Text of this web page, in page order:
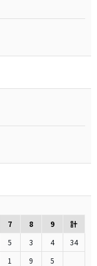
7 8 9
計
5 3 4
34
1 9
5